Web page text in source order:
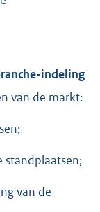
indeling
van de markt:
standplaatsen;
van de